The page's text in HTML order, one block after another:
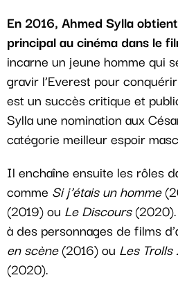
En 2016, Ahmed Sylla
principal au cinéma dans le
incarne un jeune homme qui
gravir l’Everest pour
est un succès critique et
Sylla une nomination aux
catégorie meilleur espoir
Il enchaîne ensuite les rôles
comme Si j’étais un homme
(2019) ou Le Discours
à des personnages de films
en scène(2016) ou Les Trolls
(2020).